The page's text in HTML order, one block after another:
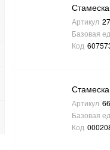
Артикул
Базовая
Код
Артикул
Базовая
Код